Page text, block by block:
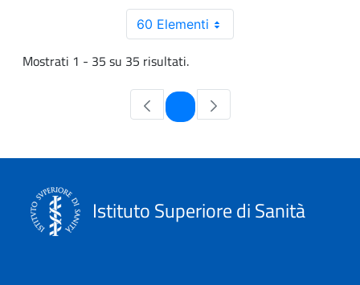
60 Elementi
Mostrati 1 - 35 su 35 risultati.
Pagina
Istituto Superiore di Sanità